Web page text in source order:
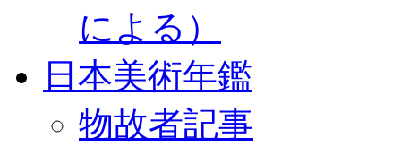
による）
日本美術年鑑
物故者記事